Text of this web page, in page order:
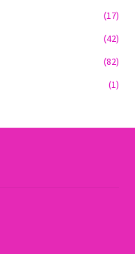
(17)
(42)
(82)
(1)